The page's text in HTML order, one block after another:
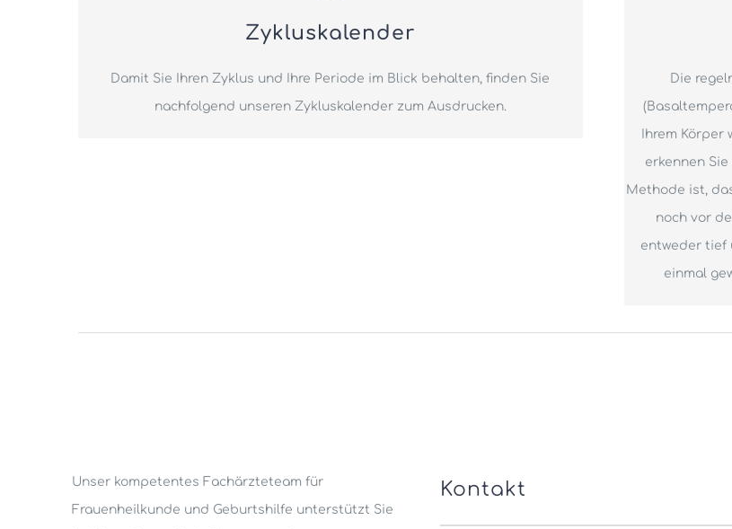
Zykluskalender
Damit Sie Ihren Zyklus und Ihre Periode im Blick behalten, finden Sie
nachfolgend unseren Zykluskalender zum Ausdrucken.
Die
Ihrem
erkennen
Methode ist,
noch vor
entweder tief
einmal
Unser kompetentes Fachärzteteam für
Frauenheilkunde und Geburtshilfe unterstützt Sie
Kontakt